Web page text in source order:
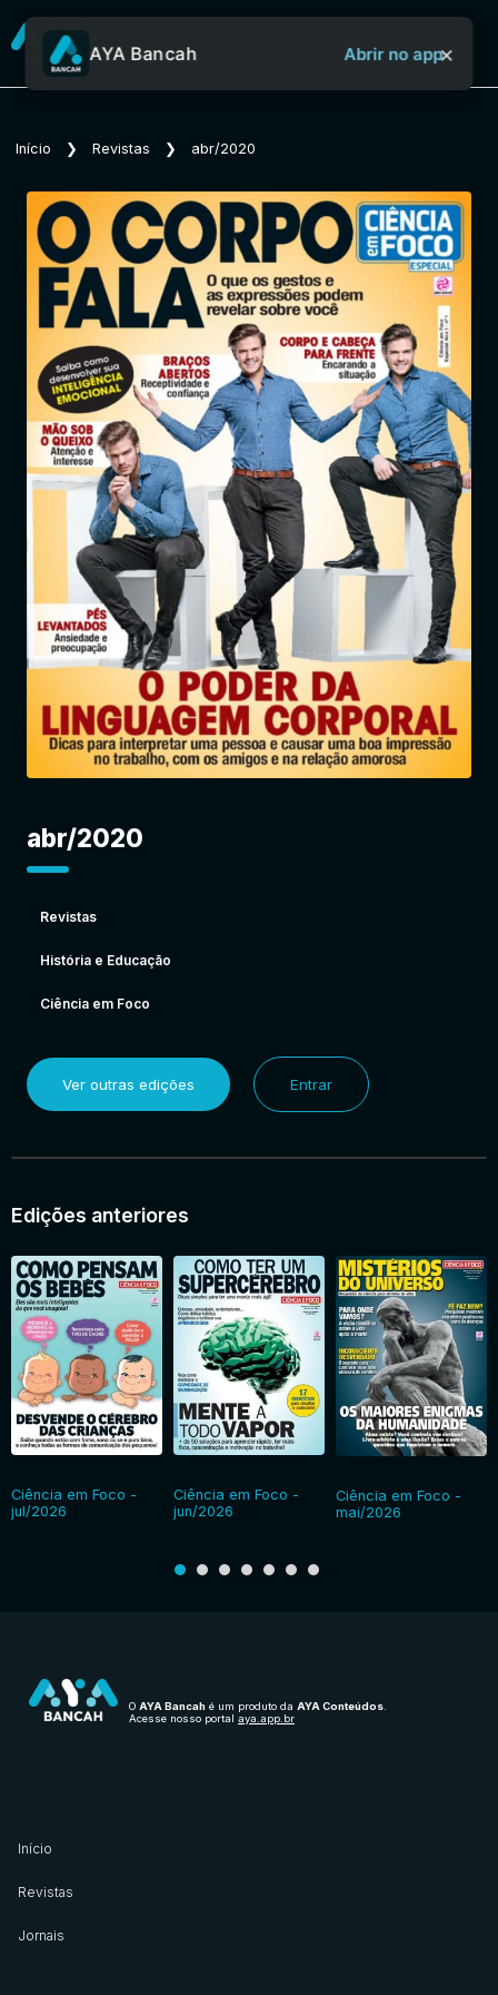
Sobre o Aya Bancah
Início
Revistas
Jornais
Notícias
Entrar
AYA Bancah Abrir no app×
Início ❯ Revistas ❯ abr/2020
abr/2020
Revistas
História e Educação
Ciência em Foco
Ver outras edições Entrar
Edições anteriores
Ciência em Foco -
jul/2026
Ciência em Foco -
jun/2026
Ciência em Foco -
mai/2026
O AYA Bancah é um produto da AYA Conteúdos
Acesse nosso portal aya.app.br
Início
Revistas
Jornais